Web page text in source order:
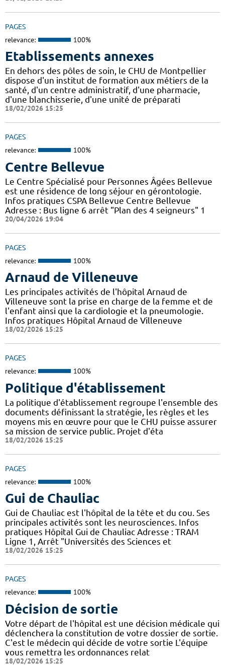
PAGES
relevance: 100%
Etablissements annexes
En dehors des pôles de soin, le CHU de Montpellier
dispose d'un institut de formation aux métiers de la
santé, d'un centre administratif, d'une pharmacie,
d'une blanchisserie, d'une unité de préparati
18/02/2026 15:25
PAGES
relevance: 100%
Centre Bellevue
Le Centre Spécialisé pour Personnes Âgées Bellevue
est une résidence de long séjour en gérontologie.
Infos pratiques CSPA Bellevue Centre Bellevue
Adresse : Bus ligne 6 arrêt "Plan des 4 seigneurs" 1
20/04/2026 19:04
PAGES
relevance: 100%
Arnaud de Villeneuve
Les principales activités de l'hôpital Arnaud de
Villeneuve sont la prise en charge de la femme et de
l'enfant ainsi que la cardiologie et la pneumologie.
Infos pratiques Hôpital Arnaud de Villeneuve
18/02/2026 15:25
PAGES
relevance: 100%
Politique d'établissement
La politique d'établissement regroupe l'ensemble des
documents définissant la stratégie, les règles et les
moyens mis en œuvre pour que le CHU puisse assurer
sa mission de service public. Projet d'éta
18/02/2026 15:25
PAGES
relevance: 100%
Gui de Chauliac
Gui de Chauliac est l'hôpital de la tête et du cou. Ses
principales activités sont les neurosciences. Infos
pratiques Hôpital Gui de Chauliac Adresse : TRAM
Ligne 1, Arrêt "Universités des Sciences et
18/02/2026 15:25
PAGES
relevance: 100%
Décision de sortie
Votre départ de l'hôpital est une décision médicale qui
déclenchera la constitution de votre dossier de sortie.
C'est le médecin qui décide de votre sortie L'équipe
vous remettra les ordonnances relat
18/02/2026 15:25